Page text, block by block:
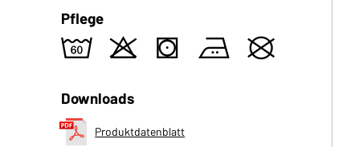
Pflege
4 o s b U
Downloads
Produktdatenblatt